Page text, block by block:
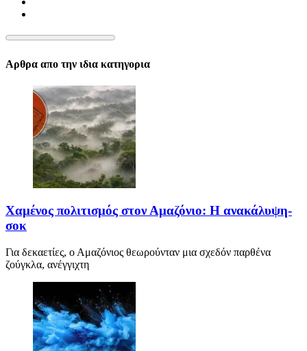
Αρθρα απο την ιδια κατηγορια
Χαμένος πολιτισμός στον Αμαζόνιο: Η ανακάλυψη-
σοκ
Για δεκαετίες, ο Αμαζόνιος θεωρούνταν μια σχεδόν παρθένα
ζούγκλα, ανέγγιχτη